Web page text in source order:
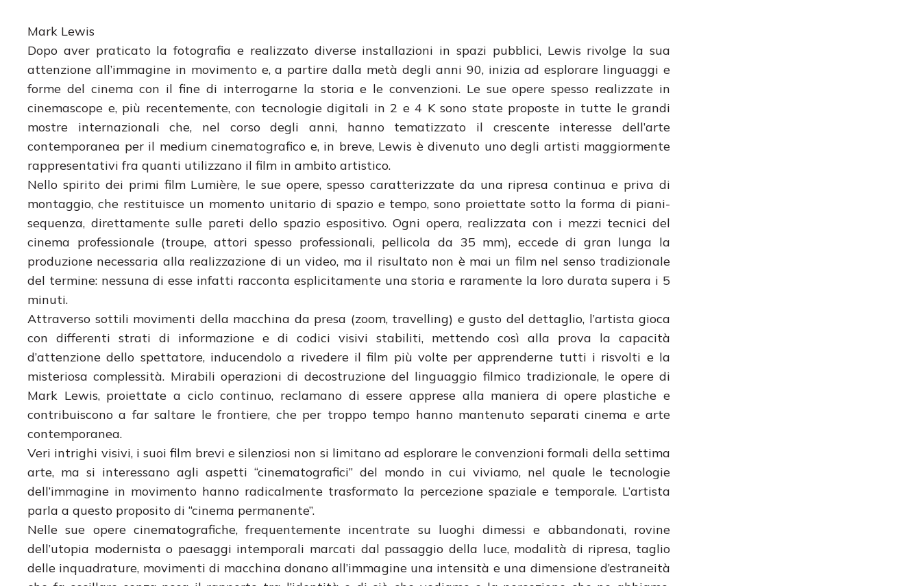
Mark Lewis
Dopo aver praticato la fotografia e realizzato diverse installazioni in spazi pubblici, Lewis rivolge la sua
attenzione all’immagine in movimento e, a partire dalla metà degli anni 90, inizia ad esplorare linguaggi e
forme del cinema con il fine di interrogarne la storia e le convenzioni. Le sue opere spesso realizzate in
cinemascope e, più recentemente, con tecnologie digitali in 2 e 4 K sono state proposte in tutte le grandi
mostre internazionali che, nel corso degli anni, hanno tematizzato il crescente interesse dell’arte
contemporanea per il medium cinematografico e, in breve, Lewis è divenuto uno degli artisti maggiormente
rappresentativi fra quanti utilizzano il film in ambito artistico.
Nello spirito dei primi film Lumière, le sue opere, spesso caratterizzate da una ripresa continua e priva di
montaggio, che restituisce un momento unitario di spazio e tempo, sono proiettate sotto la forma di piani-
sequenza, direttamente sulle pareti dello spazio espositivo. Ogni opera, realizzata con i mezzi tecnici del
cinema professionale (troupe, attori spesso professionali, pellicola da 35 mm), eccede di gran lunga la
produzione necessaria alla realizzazione di un video, ma il risultato non è mai un film nel senso tradizionale
del termine: nessuna di esse infatti racconta esplicitamente una storia e raramente la loro durata supera i 5
minuti.
Attraverso sottili movimenti della macchina da presa (zoom, travelling) e gusto del dettaglio, l’artista gioca
con differenti strati di informazione e di codici visivi stabiliti, mettendo così alla prova la capacità
d’attenzione dello spettatore, inducendolo a rivedere il film più volte per apprenderne tutti i risvolti e la
misteriosa complessità. Mirabili operazioni di decostruzione del linguaggio filmico tradizionale, le opere di
Mark Lewis, proiettate a ciclo continuo, reclamano di essere apprese alla maniera di opere plastiche e
contribuiscono a far saltare le frontiere, che per troppo tempo hanno mantenuto separati cinema e arte
contemporanea.
Veri intrighi visivi, i suoi film brevi e silenziosi non si limitano ad esplorare le convenzioni formali della settima
arte, ma si interessano agli aspetti “cinematografici” del mondo in cui viviamo, nel quale le tecnologie
dell’immagine in movimento hanno radicalmente trasformato la percezione spaziale e temporale. L’artista
parla a questo proposito di “cinema permanente”.
Nelle sue opere cinematografiche, frequentemente incentrate su luoghi dimessi e abbandonati, rovine
dell’utopia modernista o paesaggi intemporali marcati dal passaggio della luce, modalità di ripresa, taglio
delle inquadrature, movimenti di macchina donano all’immagine una intensità e una dimensione d’estraneità